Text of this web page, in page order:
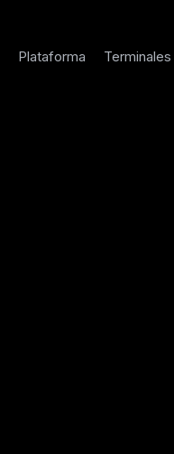
Plataforma Terminales